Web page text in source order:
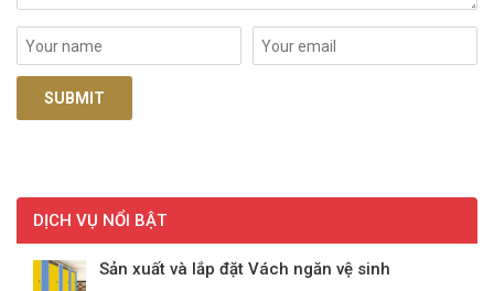
DỊCH VỤ NỔI BẬT
Sản xuất và lắp đặt Vách ngăn vệ sinh